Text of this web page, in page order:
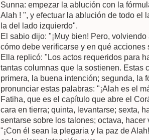
Sunna: empezar la ablución con la
Alah ! ", y efectuar la ablución de todo el
la del lado izquierdo".
El sabio dijo: "¡Muy bien! Pero,
cómo debe verificarse y en qué acciones
Ella replicó: "Los actos requeridos para
tantas columnas que la sostienen. Estas
primera, la buena intención; segunda, la
pronunciar estas palabras: "¡Alah es el
Fatiha, que es el capítulo que abre el
cara en tierra; quinta, levantarse; sexta,
sentarse sobre los talones; octava,
"¡Con él sean la plegaria y la paz de